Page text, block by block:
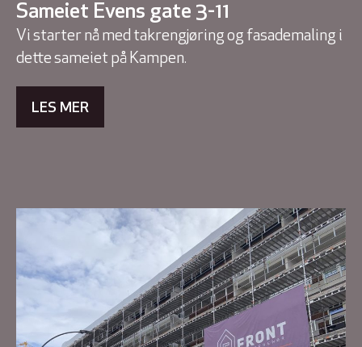
Sameiet Evens gate 3-11
Vi starter nå med takrengjøring og fasademaling i
dette sameiet på Kampen.
LES MER